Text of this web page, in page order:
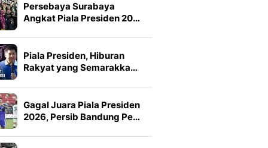
Persebaya Surabaya
Angkat Piala Presiden 20…
Piala Presiden, Hiburan
Rakyat yang Semarakka…
Gagal Juara Piala Presiden
2026, Persib Bandung Pe…